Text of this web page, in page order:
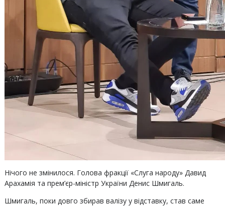
Нічого не змінилося. Голова фракції «Слуга народу» Давид
Арахамія та прем’єр-міністр України Денис Шмигаль.
Шмигаль, поки довго збирав валізу у відставку, став саме